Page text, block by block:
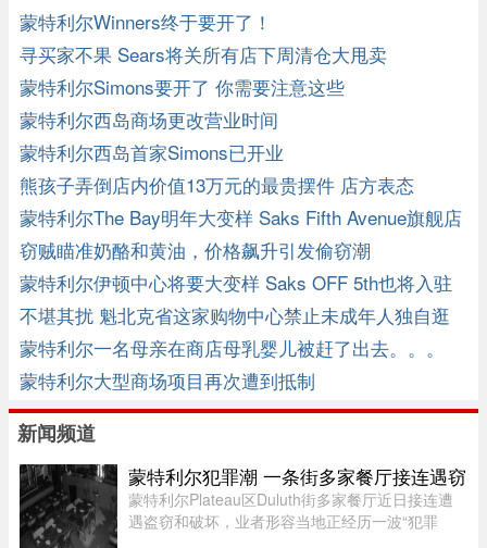
蒙特利尔Winners终于要开了！
寻买家不果 Sears将关所有店下周清仓大甩卖
蒙特利尔Simons要开了 你需要注意这些
蒙特利尔西岛商场更改营业时间
蒙特利尔西岛首家Simons已开业
熊孩子弄倒店内价值13万元的最贵摆件 店方表态
蒙特利尔The Bay明年大变样 Saks Fifth Avenue旗舰店
将入驻
窃贼瞄准奶酪和黄油，价格飙升引发偷窃潮
蒙特利尔伊顿中心将要大变样 Saks OFF 5th也将入驻
不堪其扰 魁北克省这家购物中心禁止未成年人独自逛
商场
蒙特利尔一名母亲在商店母乳婴儿被赶了出去。。。
蒙特利尔大型商场项目再次遭到抵制
新闻频道
蒙特利尔犯罪潮 一条街多家餐厅接连遇窃
蒙特利尔Plateau区Duluth街多家餐厅近日接连遭
遇盗窃和破坏，业者形容当地正经历一波“犯罪